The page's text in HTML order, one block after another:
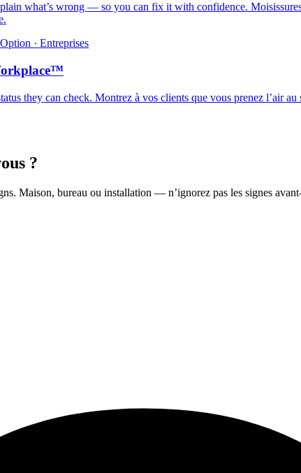
what’s wrong — so you can fix it with confidence.
Option · Entreprises
they can check. Montrez à vos clients que vous prenez l’air
?
Maison, bureau ou installation — n’ignorez pas les signes